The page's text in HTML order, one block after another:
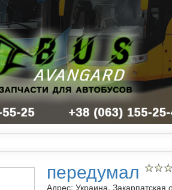
передумал
Адрес: Украина, Закарпатская